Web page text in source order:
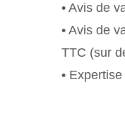
• Avis de
• Avis de
TTC (sur
•